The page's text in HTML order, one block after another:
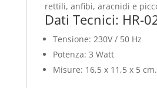
rettili, anfibi, aracnidi e
Dati Tecnici: HR-
Tensione: 230V / 50 Hz
Potenza: 3 Watt
Misure: 16,5 x 11,5 x 5 cm.